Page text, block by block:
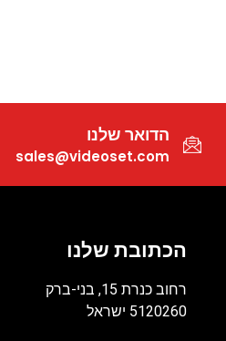
הדואר שלנו
sales@videoset.com
הכתובת שלנו
רחוב כנרת 15, בני-ברק
5120260 ישראל